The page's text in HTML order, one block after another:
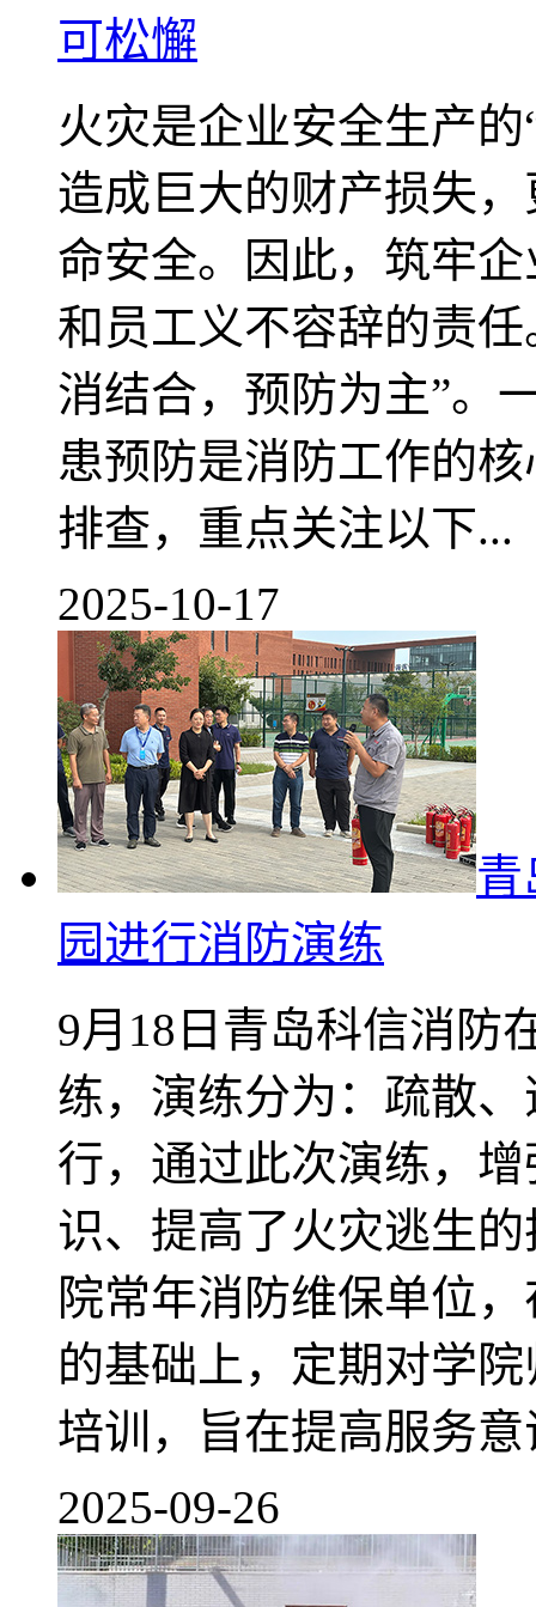
可松懈
火灾是企业安全生产
造成巨大的财产损失
命安全。因此，筑牢
和员工义不容辞的责
消结合，预防为主”。
患预防是消防工作的
排查，重点关注以下...
2025-10-17
青
园进行消防演练
9月18日青岛科信消防
练，演练分为：疏散
行，通过此次演练，
识、提高了火灾逃生
院常年消防维保单位
的基础上，定期对学
培训，旨在提高服务意
2025-09-26